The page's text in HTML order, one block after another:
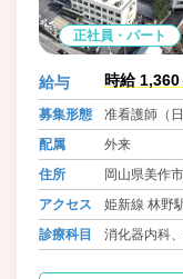
正社員・パート
給与 時給
募集形態
准看護師（
配属
外来
住所
岡山県美作
アクセス
姫新線 林野
診療科目
消化器内科